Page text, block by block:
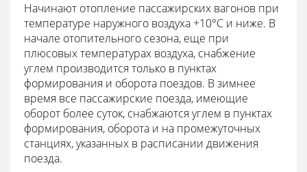
Начинают отопление пассажирских вагонов при
температуре наружного воздуха +10°С и ниже. В
начале отопительного сезона, еще при
плюсовых температурах воздуха, снабжение
углем производится только в пунктах
формирования и оборота поездов. В зимнее
время все пассажирские поезда, имеющие
оборот более суток, снабжаются углем в пунктах
формирования, оборота и на промежуточных
станциях, указанных в расписании движения
поезда.